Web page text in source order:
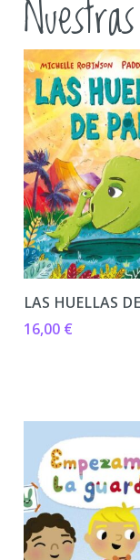
LAS HUELLAS
16,00 €